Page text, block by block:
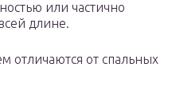
или частично
длине.
отличаются от спальных